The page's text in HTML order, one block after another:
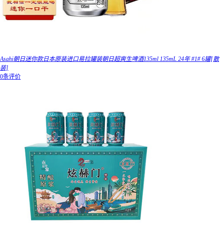
Asahi朝日迷你款日本原装进口易拉罐装朝日超爽生啤酒135ml 135mL 24年 #1# 6罐[散
装]
0条评价